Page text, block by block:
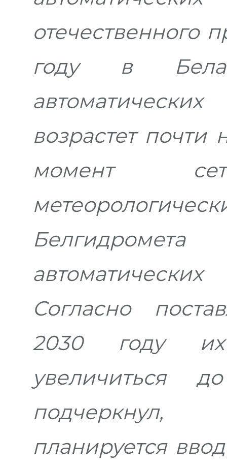
отечественного
году в
возрастет почти
момент
Согласно
2030 году
планируется